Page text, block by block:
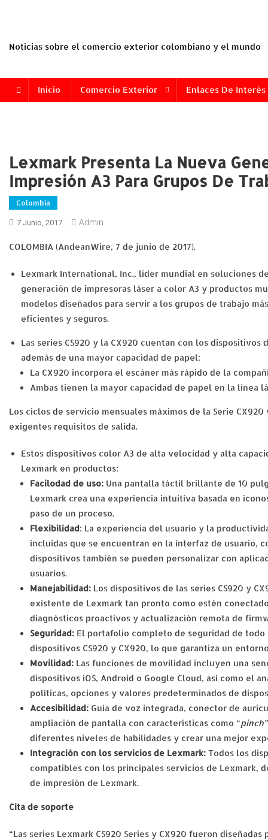
Noticias sobre el comercio exterior colombiano y el mundo
Inicio Comercio Exterior Enlaces De Interés
Lexmark Presenta La Nueva
Impresión A3 Para Grupos De
Colombia
7 Junio, 2017 Admin
COLOMBIA (AndeanWire, 7 de junio de 2017).
Lexmark International, Inc., líder mundial en soluciones
generación de impresoras láser a color A3 y productos
modelos diseñados para servir a los grupos de trabajo
eficientes y seguros.
Las series CS920 y la CX920 cuentan con los
además de una mayor capacidad de papel:
La CX920 incorpora el escáner más rápido de la
Ambas tienen la mayor capacidad de papel en la línea
Los ciclos de servicio mensuales máximos de la Serie
exigentes requisitos de salida.
Estos dispositivos color A3 de alta velocidad y alta
Lexmark en productos:
Facilodad de uso: Una pantalla táctil brillante de 10
Lexmark crea una experiencia intuitiva basada en
paso de un proceso.
Flexibilidad: La experiencia del usuario y la
incluidas que se encuentran en la interfaz de usuario,
dispositivos también se pueden personalizar con
usuarios.
Manejabilidad: Los dispositivos de las series CS920 y
existente de Lexmark tan pronto como estén
diagnósticos proactivos y actualización remota de
Seguridad: El portafolio completo de seguridad de
dispositivos CS920 y CX920, lo que garantiza un
Movilidad: Las funciones de movilidad incluyen una
dispositivos iOS, Android o Google Cloud, así como el
políticas, opciones y valores predeterminados de
Accesibilidad: Guía de voz integrada, conector de
ampliación de pantalla con características como “pinch”
diferentes niveles de habilidades y crear una mejor
Integración con los servicios de Lexmark: Todos los
compatibles con los principales servicios de Lexmark,
de impresión de Lexmark.
Cita de soporte
“Las series Lexmark CS920 Series y CX920 fueron